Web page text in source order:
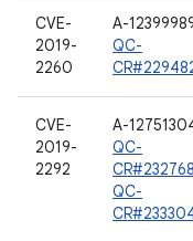
CVE-
2019-
2260
A-
QC-
CVE-
2019-
2292
A-
QC-
QC-